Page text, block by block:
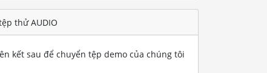
thử AUDIO
kết sau để chuyển tệp demo của chúng tôi